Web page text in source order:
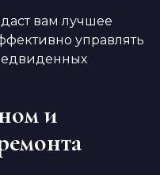
вам лучшее
управлять
и